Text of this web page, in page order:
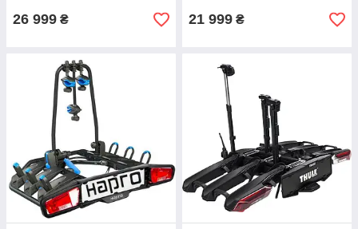
26 999 ₴ 21 999 ₴